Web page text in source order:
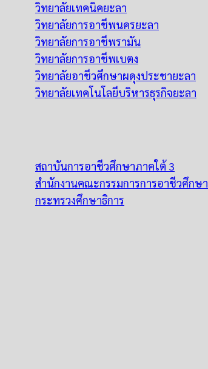
วิทยาลัยเทคนิคยะลา
วิทยาลัยการอาชีพนครยะลา
วิทยาลัยการอาชีพรามัน
วิทยาลัยการอาชีพเบตง
วิทยาลัยอาชีวศึกษาผดุงประชายะลา
วิทยาลัยเทคโนโลยีบริหารธุรกิจยะลา
สถาบันการอาชีวศึกษาภาคใต้ 3
สำนักงานคณะกรรมการการอาชีวศึกษา
กระทรวงศึกษาธิการ